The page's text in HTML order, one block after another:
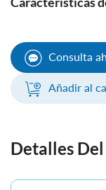
Consulta
Añadir al
Detalles